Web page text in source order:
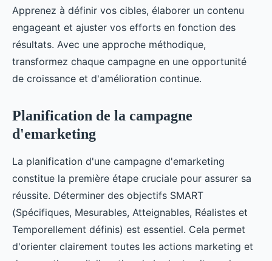
Apprenez à définir vos cibles, élaborer un contenu
engageant et ajuster vos efforts en fonction des
résultats. Avec une approche méthodique,
transformez chaque campagne en une opportunité
de croissance et d'amélioration continue.
Planification de la campagne
d'emarketing
La planification d'une campagne d'emarketing
constitue la première étape cruciale pour assurer sa
réussite. Déterminer des objectifs SMART
(Spécifiques, Mesurables, Atteignables, Réalistes et
Temporellement définis) est essentiel. Cela permet
d'orienter clairement toutes les actions marketing et